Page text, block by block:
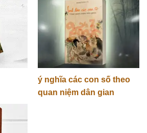
ý nghĩa các con số theo
quan niệm dân gian